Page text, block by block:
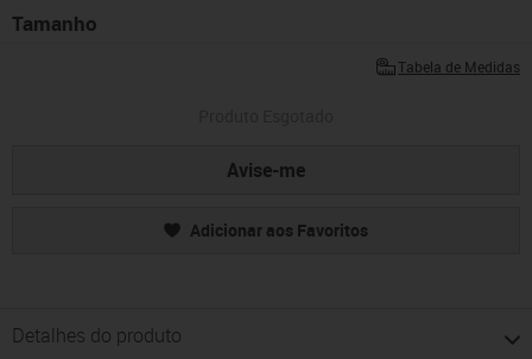
Tamanho
Tabela de Medidas
Avise-me
Adicionar aos Favoritos
Detalhes do produto